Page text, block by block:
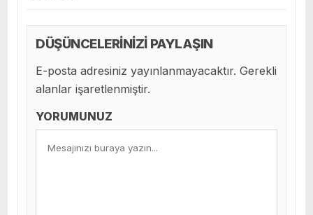
DÜŞÜNCELERİNİZİ PAYLAŞIN
E-posta adresiniz yayınlanmayacaktır. Gerekli
alanlar işaretlenmiştir.
YORUMUNUZ